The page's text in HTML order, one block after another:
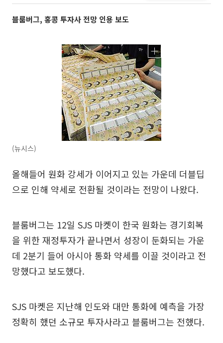
블룸버그, 홍콩 투자사 전망 인용 보도
(뉴시스)
올해들어 원화 강세가 이어지고 있는 가운데 더블딥
으로 인해 약세로 전환될 것이라는 전망이 나왔다.
블룸버그는 12일 SJS 마켓이 한국 원화는 경기회복
을 위한 재정투자가 끝나면서 성장이 둔화되는 가운
데 2분기 들어 아시아 통화 약세를 이끌 것이라고 전
망했다고 보도했다.
SJS 마켓은 지난해 인도와 대만 통화에 예측을 가장
정확히 했던 소규모 투자사라고 블룸버그는 전했다.